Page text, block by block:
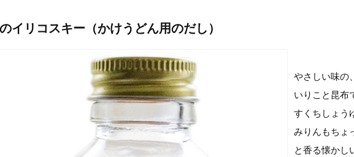
イリコスキー（かけうどん用のだし）
やさしい味の
いりこと昆布
すくちしょう
みりんもちょ
と香る懐かし